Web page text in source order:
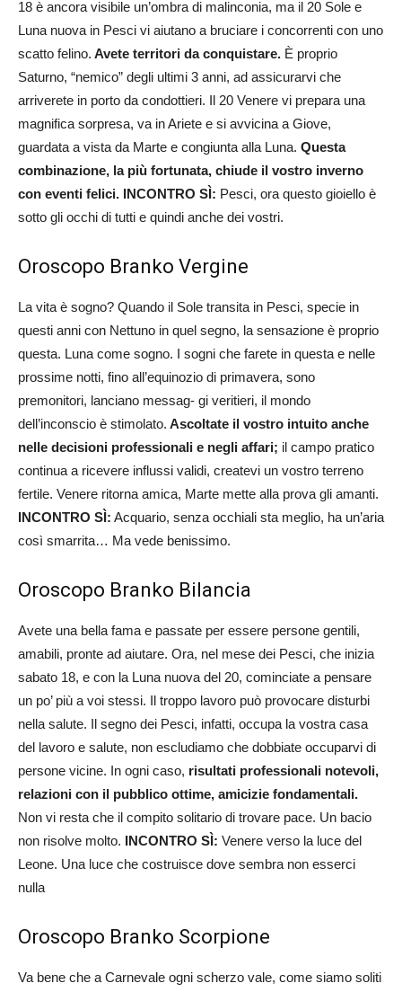
18 è ancora visibile un’ombra di malinconia, ma il 20 Sole e
Luna nuova in Pesci vi aiutano a bruciare i concorrenti con uno
scatto felino. Avete territori da conquistare. È proprio
Saturno, “nemico” degli ultimi 3 anni, ad assicurarvi che
arriverete in porto da condottieri. Il 20 Venere vi prepara una
magnifica sorpresa, va in Ariete e si avvicina a Giove,
guardata a vista da Marte e congiunta alla Luna. Questa
combinazione, la più fortunata, chiude il vostro inverno
con eventi felici. INCONTRO SÌ: Pesci, ora questo gioiello è
sotto gli occhi di tutti e quindi anche dei vostri.
Oroscopo Branko Vergine
La vita è sogno? Quando il Sole transita in Pesci, specie in
questi anni con Nettuno in quel segno, la sensazione è proprio
questa. Luna come sogno. I sogni che farete in questa e nelle
prossime notti, fino all’equinozio di primavera, sono
premonitori, lanciano messag- gi veritieri, il mondo
dell’inconscio è stimolato. Ascoltate il vostro intuito anche
nelle decisioni professionali e negli affari; il campo pratico
continua a ricevere influssi validi, createvi un vostro terreno
fertile. Venere ritorna amica, Marte mette alla prova gli amanti.
INCONTRO SÌ: Acquario, senza occhiali sta meglio, ha un’aria
così smarrita… Ma vede benissimo.
Oroscopo Branko Bilancia
Avete una bella fama e passate per essere persone gentili,
amabili, pronte ad aiutare. Ora, nel mese dei Pesci, che inizia
sabato 18, e con la Luna nuova del 20, cominciate a pensare
un po’ più a voi stessi. Il troppo lavoro può provocare disturbi
nella salute. Il segno dei Pesci, infatti, occupa la vostra casa
del lavoro e salute, non escludiamo che dobbiate occuparvi di
persone vicine. In ogni caso, risultati professionali notevoli,
relazioni con il pubblico ottime, amicizie fondamentali.
Non vi resta che il compito solitario di trovare pace. Un bacio
non risolve molto. INCONTRO SÌ: Venere verso la luce del
Leone. Una luce che costruisce dove sembra non esserci
nulla
Oroscopo Branko Scorpione
Va bene che a Carnevale ogni scherzo vale, come siamo soliti